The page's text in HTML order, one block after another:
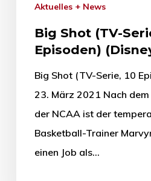
Aktuelles + News
Big Shot (TV-
Episoden)
Big Shot (TV-Serie, 10
23. März 2021 Nach
der NCAA ist der
Basketball-Trainer
einen Job als…